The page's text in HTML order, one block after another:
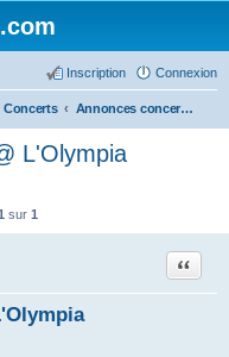
Connexion
Inscription
Concerts Annonces concerts - Paris et Région parisienne
L'Olympia
sur 1
Citer